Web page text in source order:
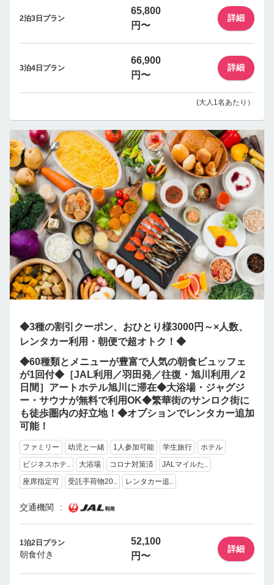
2泊3日プラン
65,800
円〜
詳細
3泊4日プラン
66,900
円〜
詳細
(大人1名あたり）
◆3種の割引クーポン、おひとり様3000円～×人数、
レンタカー利用・朝便で超オトク！◆
◆60種類とメニューが豊富で人気の朝食ビュッフェ
が1回付◆［JAL利用／羽田発／往復・旭川利用／2
日間］アートホテル旭川に滞在◆大浴場・ジャグジ
ー・サウナが無料で利用OK◆繁華街のサンロク街に
も徒歩圏内の好立地！◆オプションでレンタカー追加
可能！
ファミリー 幼児と一緒 1人参加可能 学生旅行
ホテル
ビジネスホテ..
大浴場 コロナ対策済
JALマイルた..
座席指定可
受託手荷物20.. レンタカー追..
交通機関
1泊2日プラン
朝食付き
52,100
円〜
詳細